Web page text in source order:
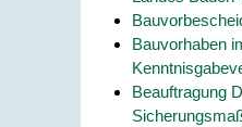
Bauvorhaben
Beauftragung